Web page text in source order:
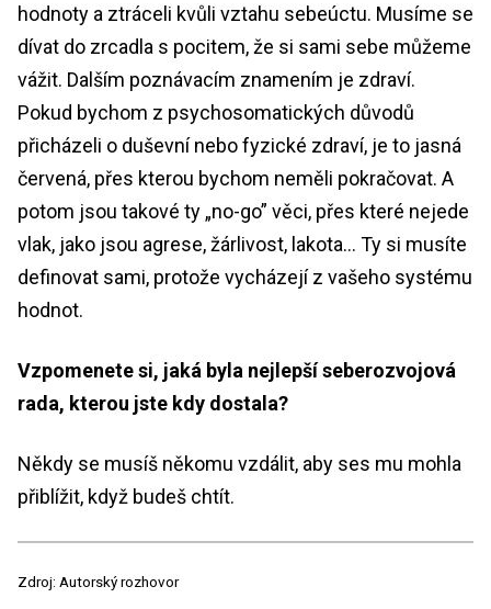
hodnoty a ztráceli kvůli vztahu sebeúctu. Musíme se
dívat do zrcadla s pocitem, že si sami sebe můžeme
vážit. Dalším poznávacím znamením je zdraví.
Pokud bychom z psychosomatických důvodů
přicházeli o duševní nebo fyzické zdraví, je to jasná
červená, přes kterou bychom neměli pokračovat. A
potom jsou takové ty „no-go” věci, přes které nejede
vlak, jako jsou agrese, žárlivost, lakota… Ty si musíte
definovat sami, protože vycházejí z vašeho systému
hodnot.
Vzpomenete si, jaká byla nejlepší seberozvojová
rada, kterou jste kdy dostala?
Někdy se musíš někomu vzdálit, aby ses mu mohla
přiblížit, když budeš chtít.
Zdroj: Autorský rozhovor